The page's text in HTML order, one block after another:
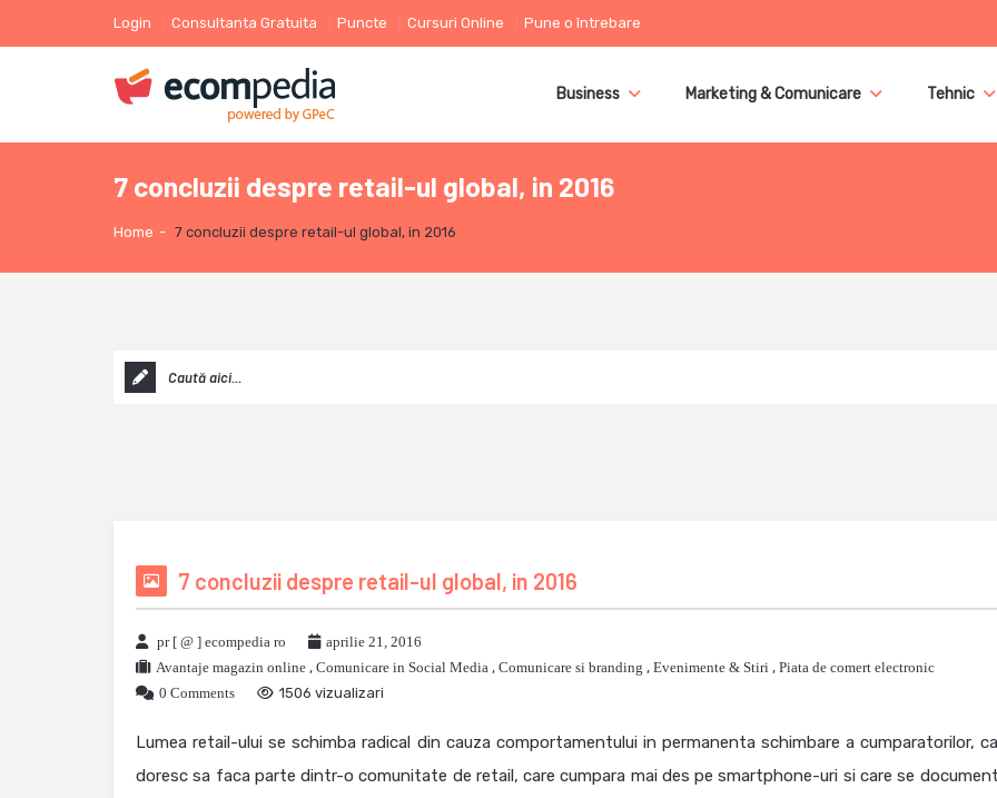
Login Consultanta Gratuita Puncte Cursuri Online Pune o întrebare
Business Marketing & Comunicare Tehnic
7 concluzii despre retail-ul global, in 2016
Home - 7 concluzii despre retail-ul global, in 2016
7 concluzii despre retail-ul global, in 2016
pr [ @ ] ecompedia ro
aprilie 21, 2016
Avantaje magazin online , Comunicare in Social Media , Comunicare si branding , Evenimente & Stiri , Piata de comert electronic
0 Comments
1506 vizualizari
Lumea retail-ului se schimba radical din cauza comportamentului in permanenta schimbare a cumparatorilor,
doresc sa faca parte dintr-o comunitate de retail, care cumpara mai des pe smartphone-uri si care se